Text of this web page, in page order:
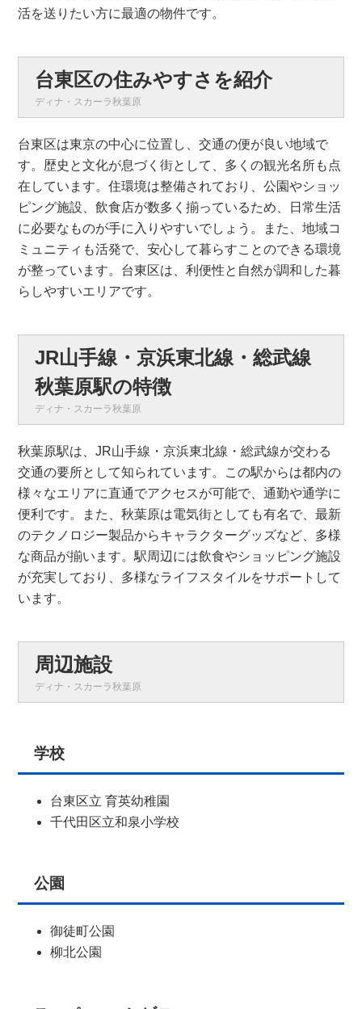
活を送りたい方に最適の物件です。
台東区の住みやすさを紹介
ディナ・スカーラ秋葉原
台東区は東京の中心に位置し、交通の便が良い地域で
す。歴史と文化が息づく街として、多くの観光名所も点
在しています。住環境は整備されており、公園やショッ
ピング施設、飲食店が数多く揃っているため、日常生活
に必要なものが手に入りやすいでしょう。また、地域コ
ミュニティも活発で、安心して暮らすことのできる環境
が整っています。台東区は、利便性と自然が調和した暮
らしやすいエリアです。
JR山手線・京浜東北線・総武線
秋葉原駅の特徴
ディナ・スカーラ秋葉原
秋葉原駅は、JR山手線・京浜東北線・総武線が交わる
交通の要所として知られています。この駅からは都内の
様々なエリアに直通でアクセスが可能で、通勤や通学に
便利です。また、秋葉原は電気街としても有名で、最新
のテクノロジー製品からキャラクターグッズなど、多様
な商品が揃います。駅周辺には飲食やショッピング施設
が充実しており、多様なライフスタイルをサポートして
います。
周辺施設
ディナ・スカーラ秋葉原
学校
台東区立 育英幼稚園
千代田区立和泉小学校
公園
御徒町公園
柳北公園